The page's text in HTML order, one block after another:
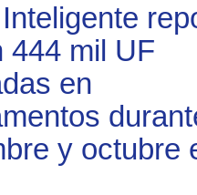
444 mil UF
en
y octubre